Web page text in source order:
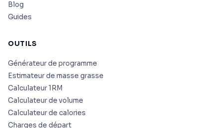
Blog
Guides
OUTILS
Générateur de programme
Estimateur de masse grasse
Calculateur 1RM
Calculateur de volume
Calculateur de calories
Charges de départ